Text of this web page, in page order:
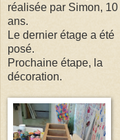
réalisée par Simon, 10
ans.
Le dernier étage a été
posé.
Prochaine étape, la
décoration.